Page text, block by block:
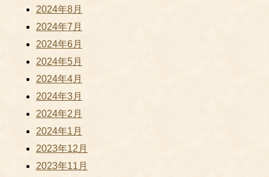
2024年8月
2024年7月
2024年6月
2024年5月
2024年4月
2024年3月
2024年2月
2024年1月
2023年12月
2023年11月